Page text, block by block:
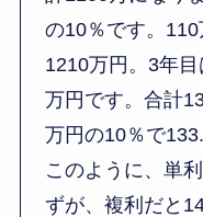
の10％です。
1210万円。3年
万円です。合計
万円の10％で
このように、単
ずが、複利だと